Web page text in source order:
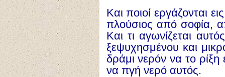
Και ποιοί εργάζονται
πλούσιος από σοφία,
Και τι αγωνίζεται
ξεψυχησμένου και
δράμι νερόν να το
να πγή νερό αυτός.